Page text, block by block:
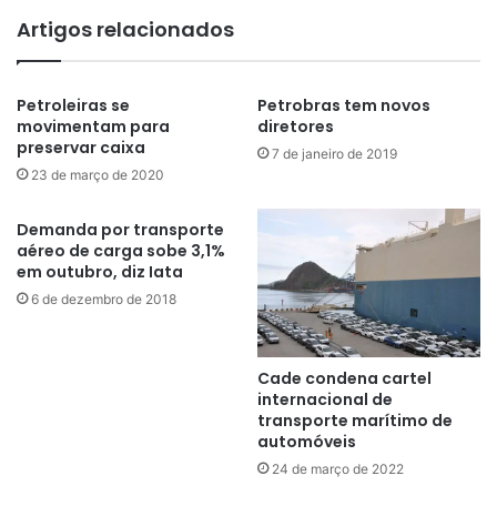
Artigos relacionados
Petroleiras se
movimentam para
preservar caixa
23 de março de 2020
Petrobras tem novos
diretores
7 de janeiro de 2019
Demanda por transporte
aéreo de carga sobe 3,1%
em outubro, diz Iata
6 de dezembro de 2018
Cade condena cartel
internacional de
transporte marítimo de
automóveis
24 de março de 2022